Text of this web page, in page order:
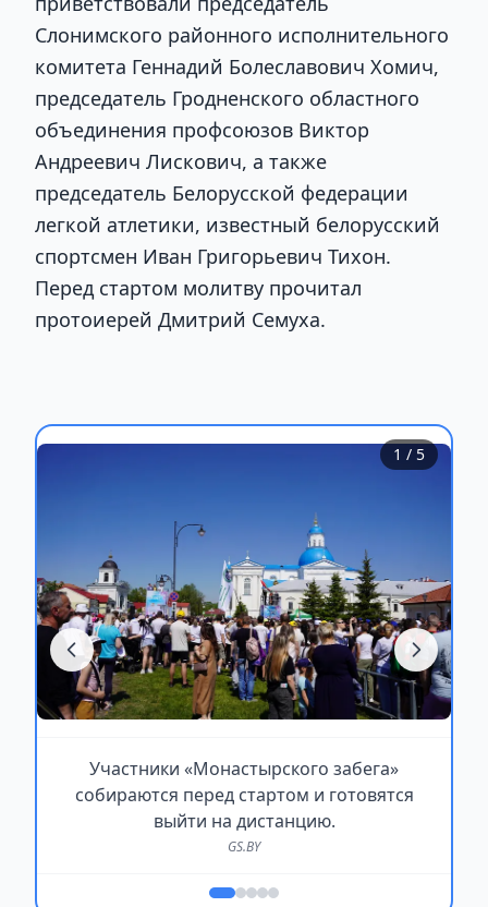
Слонимского районного исполнительного
комитета Геннадий Болеславович Хомич,
председатель Гродненского областного
объединения профсоюзов Виктор
Андреевич Лискович, а также
председатель Белорусской федерации
легкой атлетики, известный белорусский
спортсмен Иван Григорьевич Тихон.
Перед стартом молитву прочитал
протоиерей Дмитрий Семуха.
Участники «Монастырского забега»
собираются перед стартом и готовятся
выйти на дистанцию.
GS.BY
1 / 5